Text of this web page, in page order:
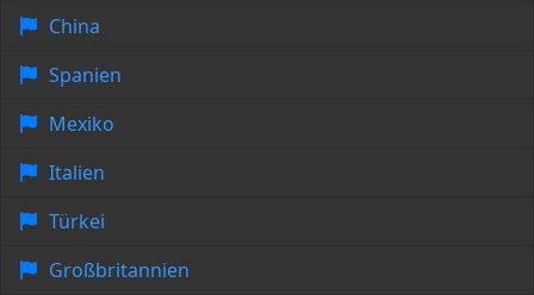
China
Spanien
Mexiko
Italien
Türkei
Großbritannien